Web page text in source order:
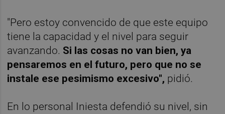
"Pero estoy convencido de que este equipo
tiene la capacidad y el nivel para seguir
avanzando. Si las cosas no van bien, ya
pensaremos en el futuro, pero que no se
instale ese pesimismo excesivo", pidió.
En lo personal Iniesta defendió su nivel, sin